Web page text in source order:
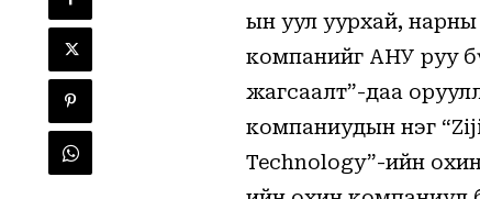
ын уул уурхай,
компанийг АНУ руу
жагсаалт”-даа
компаниудын нэг
Technology”-ийн